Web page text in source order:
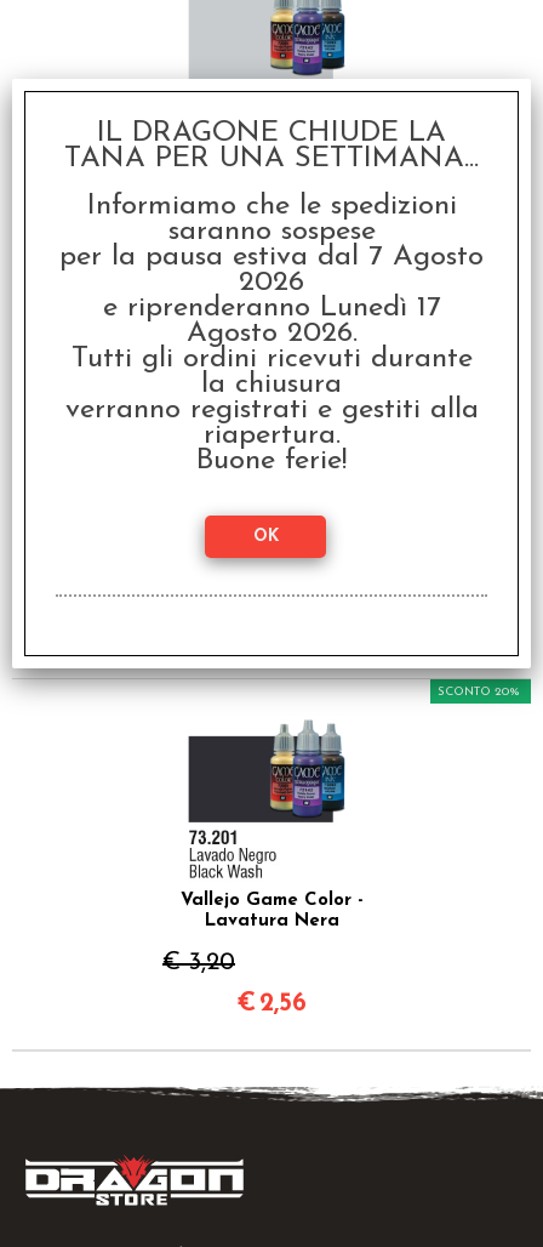
Vallejo Game Color -
€ 3,30
€2,64
Vallejo Game Color -
Lavatura Rossa
€ 3,30
Vallejo Game Color -
Lavatura Nera
€ 3,20
SCONTO 20%
€ 2,56
IL DRAGONE CHIUDE LA
TANA PER UNA SETTIMANA...
Informiamo che le spedizioni
saranno sospese
per la pausa estiva dal 7 Agosto
2026
e riprenderanno Lunedì 17
Agosto 2026.
Tutti gli ordini ricevuti durante
la chiusura
verranno registrati e gestiti alla
riapertura.
Buone ferie!